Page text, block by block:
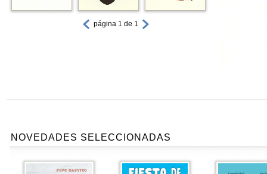
página 1 de 1
NOVEDADES SELECCIONADAS